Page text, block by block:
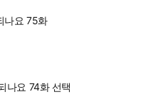
나요 75화
나요 74화 선택